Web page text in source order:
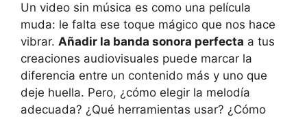
Un video sin música es como una película
muda: le falta ese toque mágico que nos hace
vibrar. Añadir la banda sonora perfecta a tus
creaciones audiovisuales puede marcar la
diferencia entre un contenido más y uno que
deje huella. Pero, ¿cómo elegir la melodía
adecuada? ¿Qué herramientas usar? ¿Cómo